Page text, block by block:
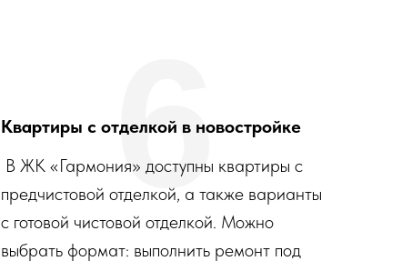
Квартиры с отделкой в новостройке
В ЖК «Гармония» доступны квартиры с
предчистовой отделкой, а также варианты
с готовой чистовой отделкой. Можно
выбрать формат: выполнить ремонт под
6